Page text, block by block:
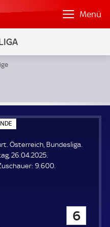
Menü
P
E
L
E
N
Österreich, Bundesliga.
26.04.2025.
Z
9.600.
6